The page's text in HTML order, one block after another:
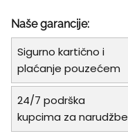
Naše garancije:
Sigurno kartično i
plaćanje pouzećem
24/7 podrška
kupcima za narudžbe